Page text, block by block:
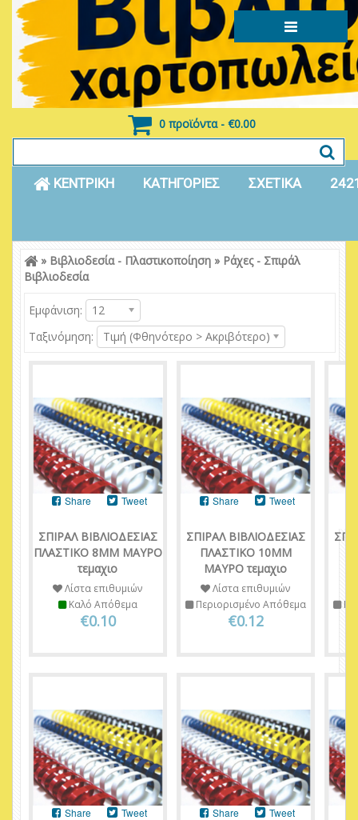
0 προϊόντα - €0.00
ΚΕΝΤΡΙΚΗ ΚΑΤΗΓΟΡΙΕΣ ΣΧΕΤΙΚΑ
Είσοδος Εγγραφή
» Βιβλιοδεσία - Πλαστικοποίηση» Ράχες - Σπιράλ
Βιβλιοδεσία
Εμφάνιση:
12
Ταξινόμηση:
Τιμή (Φθηνότερο > Ακριβότερο)
ΣΠΙΡΑΛ ΒΙΒΛΙΟΔΕΣΙΑΣ
ΠΛΑΣΤΙΚΟ 8ΜΜ ΜΑΥΡΟ
τεμαχιο
Share Tweet
Λίστα επιθυμιών
Καλό Απόθεμα
€0.10
ΣΠΙΡΑΛ ΒΙΒΛΙΟΔΕΣΙΑΣ
ΠΛΑΣΤΙΚΟ 10ΜΜ
ΜΑΥΡΟ τεμαχιο
Share Tweet
Λίστα επιθυμιών
Περιορισμένο Απόθεμα
€0.12
Share Tweet Share Tweet